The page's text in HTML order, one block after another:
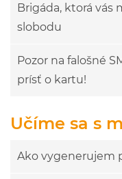
Brigáda, ktorá vás
slobodu
Pozor na falošné
prísť o kartu!
Učíme sa s
Ako vygenerujem